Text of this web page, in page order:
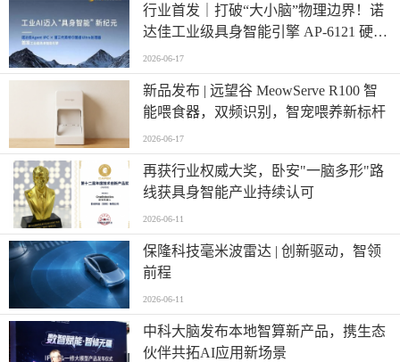
行业首发｜打破“大小脑”物理边界！诺
达佳工业级具身智能引擎 AP-6121 硬核
登场
2026-06-17
新品发布 | 远望谷 MeowServe R100 智
能喂食器，双频识别，智宠喂养新标杆
2026-06-17
再获行业权威大奖，卧安"一脑多形"路
线获具身智能产业持续认可
2026-06-11
保隆科技毫米波雷达 | 创新驱动，智领
前程
2026-06-11
中科大脑发布本地智算新产品，携生态
伙伴共拓AI应用新场景